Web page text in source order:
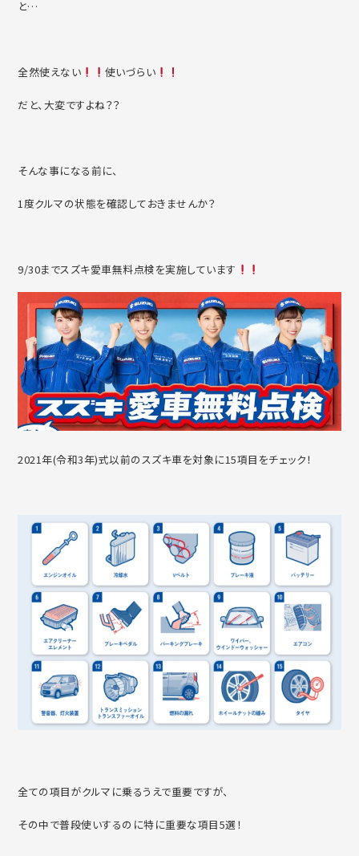
と…
全然使えない 使いづらい
だと、大変ですよね？？
そんな事になる前に、
1度クルマの状態を確認しておきませんか？
9/30までスズキ愛車無料点検を実施しています
2021年(令和3年)式以前のスズキ車を対象に15項目をチェック！
全ての項目がクルマに乗るうえで重要ですが、
その中で普段使いするのに特に重要な項目5選！